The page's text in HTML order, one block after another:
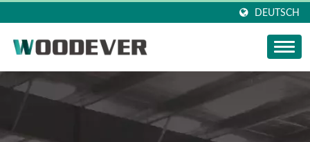
DEUTSCH